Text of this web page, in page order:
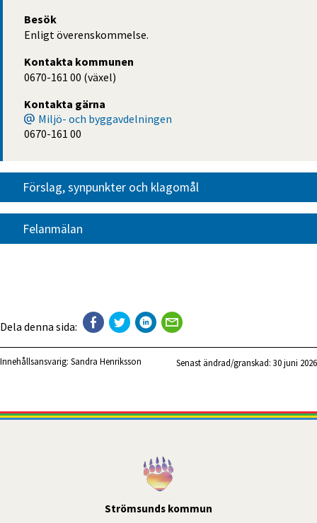
Besök
Enligt överenskommelse.
Kontakta kommunen
0670-161 00 (växel)
Kontakta gärna
Miljö- och byggavdelningen
0670-161 00
Förslag, synpunkter och klagomål
Felanmälan
Dela denna sida:
Innehållsansvarig: Sandra Henriksson Senast ändrad/granskad: 30 juni 2026
Strömsunds kommun